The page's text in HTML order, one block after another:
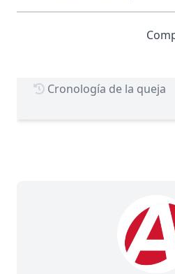
Cronología de la queja